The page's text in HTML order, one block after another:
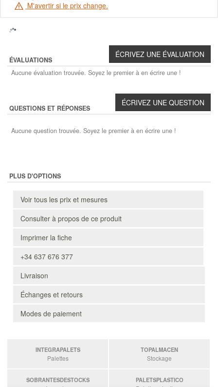
M'avertir si le prix change.
ÉVALUATIONS
Aucune évaluation trouvée. Soyez le premier à en écrire une !
QUESTIONS ET RÉPONSES
Aucune question trouvée. Soyez le premier à en écrire une !
PLUS D'OPTIONS
Voir tous les prix et mesures
Consulter à propos de ce produit
Imprimer la fiche
+34 637 676 377
Livraison
Échanges et retours
Modes de paiement
INTEGRAPALETS
Palettes
TOPALMACEN
Stockage
SOBRANTESDESTOCKS PALETSPLASTICO